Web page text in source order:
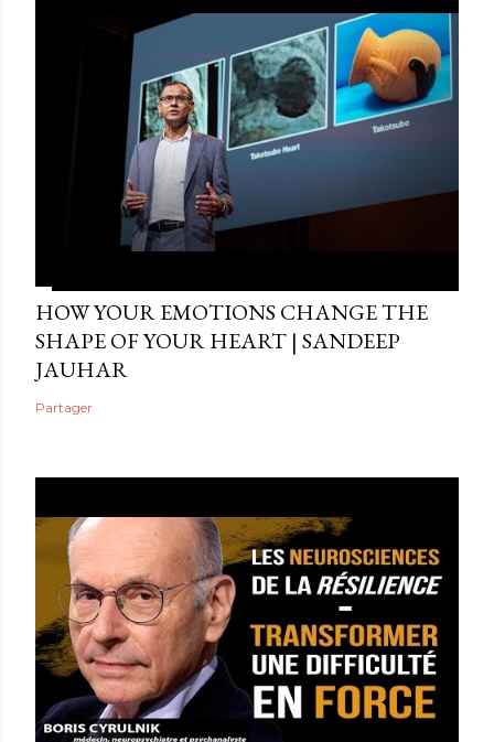
HOW YOUR EMOTIONS CHANGE THE
SHAPE OF YOUR HEART | SANDEEP
JAUHAR
Partager